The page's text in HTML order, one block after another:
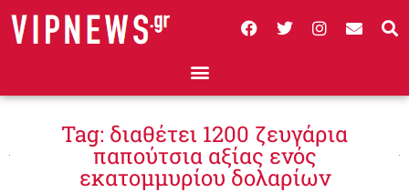
Tag: διαθέτει 1200 ζευγάρια
παπούτσια αξίας ενός
εκατομμυρίου δολαρίων